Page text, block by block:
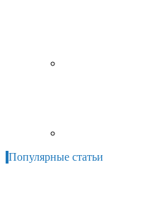
Популярные статьи